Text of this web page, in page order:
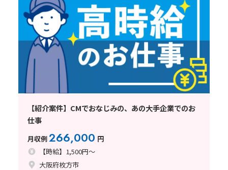
【紹介案件】CMでおなじみの、あの大手企業でのお
仕事
月収例266,000 円
【時給】1,500円～
大阪府枚方市